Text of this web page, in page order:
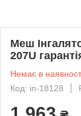
Меш
207U
Немає в
Код: in-18128